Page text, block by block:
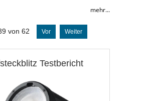
mehr...
von 62 Vor Weiter
Testbericht